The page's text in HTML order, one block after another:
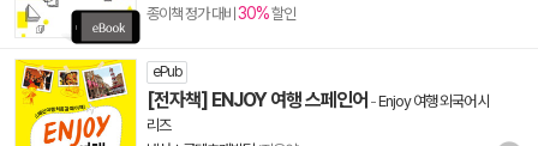
종이책 정가 대비 30%할인
ePub
[전자책] ENJOY 여행 스페인어 -Enjoy 여행 외국어 시
리즈